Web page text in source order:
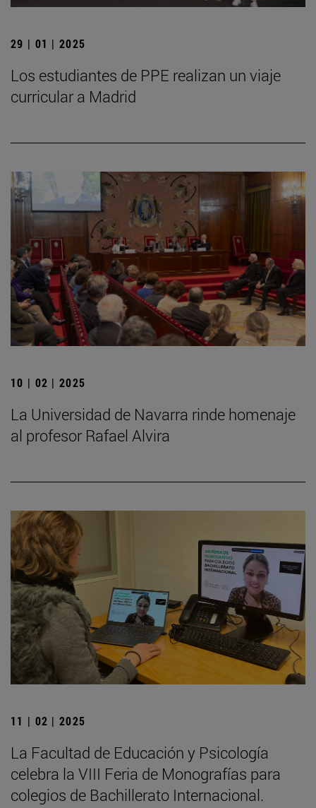
29 | 01 | 2025
Los estudiantes de PPE realizan un viaje
curricular a Madrid
10 | 02 | 2025
La Universidad de Navarra rinde homenaje
al profesor Rafael Alvira
11 | 02 | 2025
La Facultad de Educación y Psicología
celebra la VIII Feria de Monografías para
colegios de Bachillerato Internacional.